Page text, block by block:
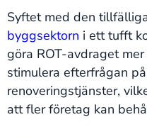
Syftet med den
byggsektorn i ett tufft
göra ROT-avdraget
stimulera efterfrågan
renoveringstjänster,
att fler företag kan